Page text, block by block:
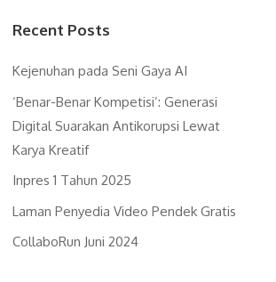
Recent Posts
Kejenuhan pada Seni Gaya AI
‘Benar-Benar Kompetisi’: Generasi
Digital Suarakan Antikorupsi Lewat
Karya Kreatif
Inpres 1 Tahun 2025
Laman Penyedia Video Pendek Gratis
CollaboRun Juni 2024